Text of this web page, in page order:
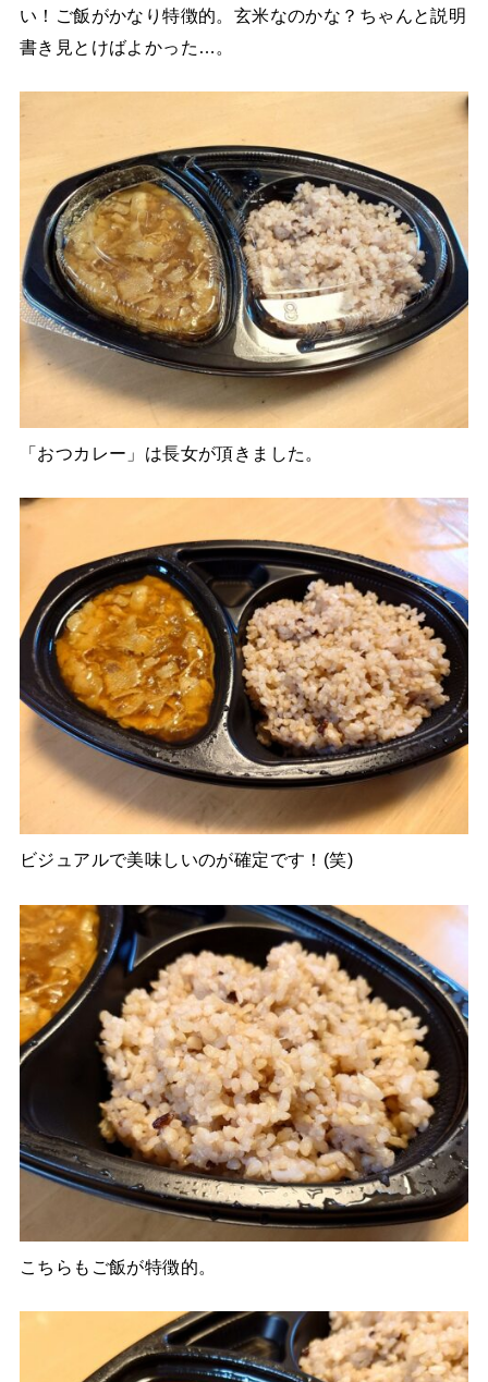
い！ご飯がかなり特徴的。玄米なのかな？ちゃんと説明
書き見とけばよかった…。
「おつカレー」は長女が頂きました。
ビジュアルで美味しいのが確定です！(笑)
こちらもご飯が特徴的。